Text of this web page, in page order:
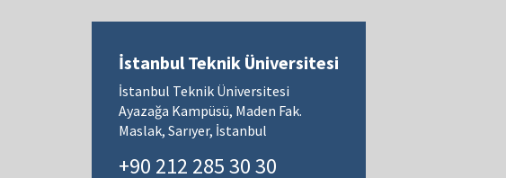
İstanbul Teknik Üniversitesi
İstanbul Teknik Üniversitesi
Ayazağa Kampüsü, Maden Fak.
Maslak, Sarıyer, İstanbul
+90 212 285 30 30